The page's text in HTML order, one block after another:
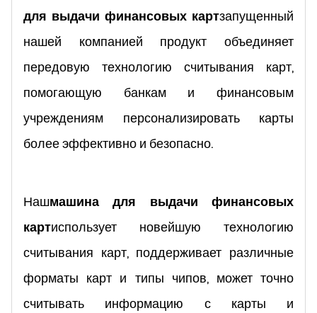
для выдачи финансовых картзапущенный
нашей компанией продукт объединяет
передовую технологию считывания карт,
помогающую банкам и финансовым
учреждениям персонализировать карты
более эффективно и безопасно.
Нашмашина для выдачи финансовых
картиспользует новейшую технологию
считывания карт, поддерживает различные
форматы карт и типы чипов, может точно
считывать информацию с карты и